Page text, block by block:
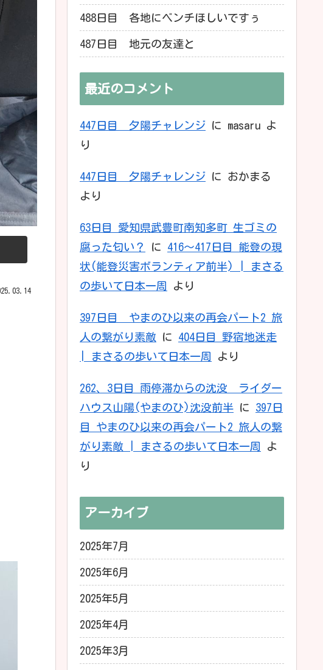
488日目 各地にベンチほしいですぅ
487日目 地元の友達と
最近のコメント
447日目 夕陽チャレンジ に masaru よ
り
447日目 夕陽チャレンジ に おかまる
より
63日目 愛知県武豊町南知多町 生ゴミの
腐った匂い？
に 416〜417日目 能登の現
状(能登災害ボランティア前半) | まさる
の歩いて日本一周
より
397日目 やまのひ以来の再会パート2 旅
人の繋がり素敵 に 404日目 野宿地迷走
| まさるの歩いて日本一周
より
262、3日目 雨停滞からの沈没 ライダー
ハウス山陽(やまのひ)沈没前半 に 397日
目 やまのひ以来の再会パート2 旅人の繋
がり素敵 | まさるの歩いて日本一周
よ
り
アーカイブ
2025年7月
2025年6月
2025年5月
2025年4月
2025年3月